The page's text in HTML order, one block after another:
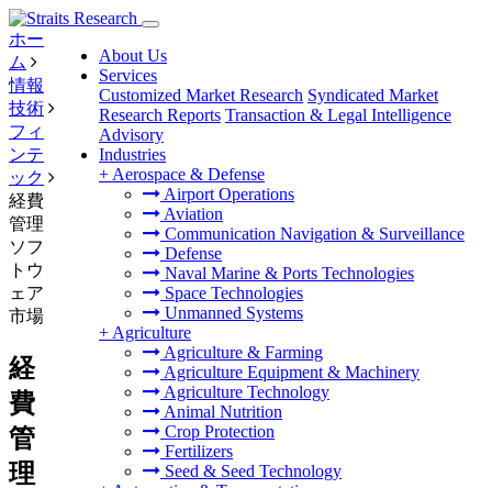
About Us
Services
Customized Market Research Syndicated Market
Research Reports Transaction & Legal Intelligence
Advisory
Industries
+ Aerospace & Defense
Airport Operations
Aviation
Communication Navigation & Surveillance
Defense
Naval Marine & Ports Technologies
Space Technologies
Unmanned Systems
+ Agriculture
Agriculture & Farming
Agriculture Equipment & Machinery
Agriculture Technology
Animal Nutrition
Crop Protection
Fertilizers
Seed & Seed Technology
ホー
ム
情報
技術
フィ
ンテ
ック
経費
管理
ソフ
トウ
ェア
市場
経
費
管
理